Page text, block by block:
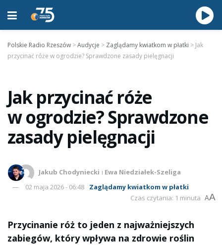
Polskie Radio Rzeszów >Audycje > Zaglądamy kwiatkom w płatki > Jak
przycinać róże w ogrodzie? Sprawdzone zasady pielęgnacji
Jak przycinać róże
w ogrodzie? Sprawdzone
zasady pielęgnacji
Jakub Chodyniecki i Ewa Niedziałek-Szeliga
02 maja 2026 - 06:48
Zaglądamy kwiatkom w płatki
Czas czytania: 1 minuta AA
Przycinanie róż to jeden z najważniejszych
zabiegów, który wpływa na zdrowie roślin